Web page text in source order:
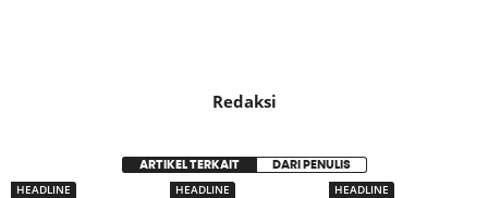
Redaksi
ARTIKEL TERKAIT DARI PENULIS
HEADLINE HEADLINE HEADLINE